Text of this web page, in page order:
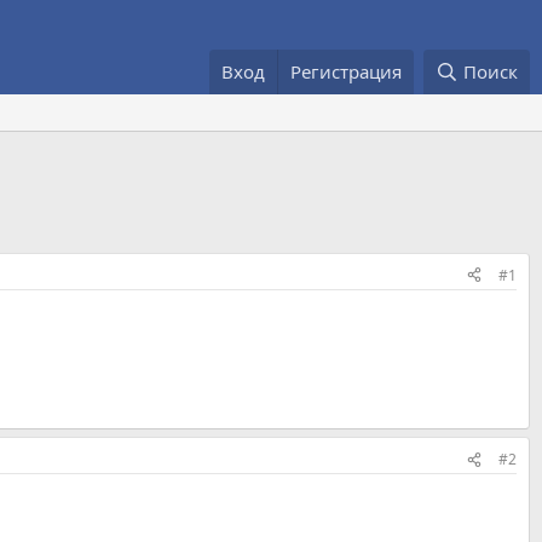
Вход Регистрация Поиск
#1
#2